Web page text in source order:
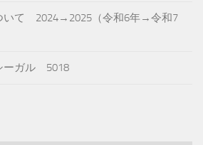
いて 2024→2025（令和6年→令和7
ーガル 5018